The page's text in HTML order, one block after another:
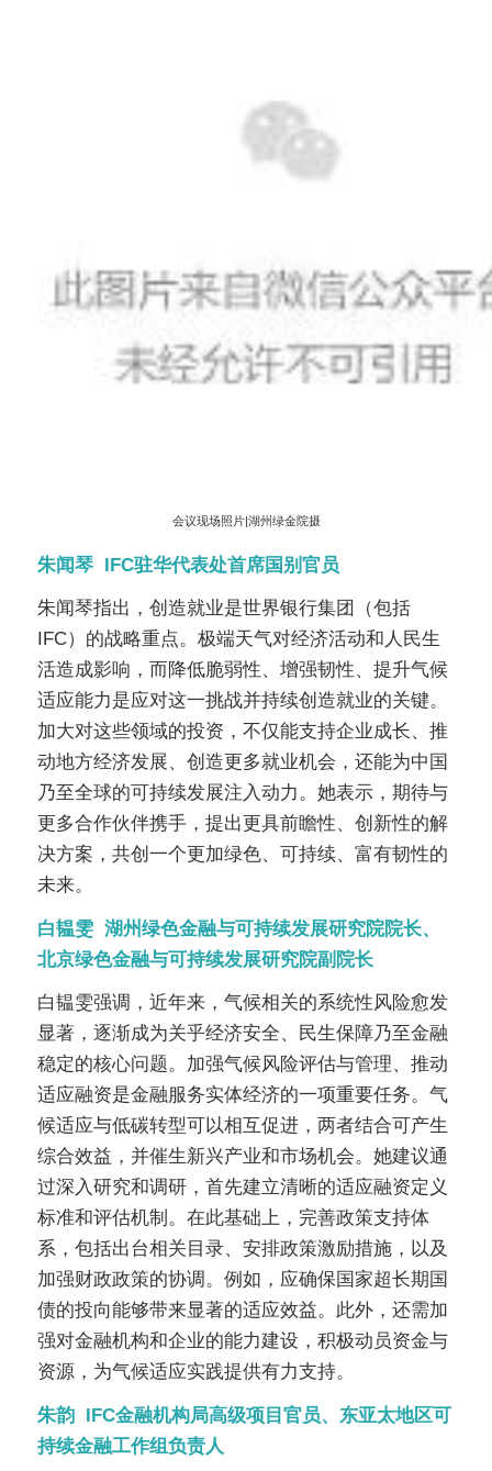
会议现场照片|湖州绿金院摄
朱闻琴 IFC驻华代表处首席国别官员
朱闻琴指出，创造就业是世界银行集团（包括
IFC）的战略重点。极端天气对经济活动和人民生
活造成影响，而降低脆弱性、增强韧性、提升气候
适应能力是应对这一挑战并持续创造就业的关键。
加大对这些领域的投资，不仅能支持企业成长、推
动地方经济发展、创造更多就业机会，还能为中国
乃至全球的可持续发展注入动力。她表示，期待与
更多合作伙伴携手，提出更具前瞻性、创新性的解
决方案，共创一个更加绿色、可持续、富有韧性的
未来。
白韫雯 湖州绿色金融与可持续发展研究院院长、
北京绿色金融与可持续发展研究院副院长
白韫雯强调，近年来，气候相关的系统性风险愈发
显著，逐渐成为关乎经济安全、民生保障乃至金融
稳定的核心问题。加强气候风险评估与管理、推动
适应融资是金融服务实体经济的一项重要任务。气
候适应与低碳转型可以相互促进，两者结合可产生
综合效益，并催生新兴产业和市场机会。她建议通
过深入研究和调研，首先建立清晰的适应融资定义
标准和评估机制。在此基础上，完善政策支持体
系，包括出台相关目录、安排政策激励措施，以及
加强财政政策的协调。例如，应确保国家超长期国
债的投向能够带来显著的适应效益。此外，还需加
强对金融机构和企业的能力建设，积极动员资金与
资源，为气候适应实践提供有力支持。
朱韵 IFC金融机构局高级项目官员、东亚太地区可
持续金融工作组负责人